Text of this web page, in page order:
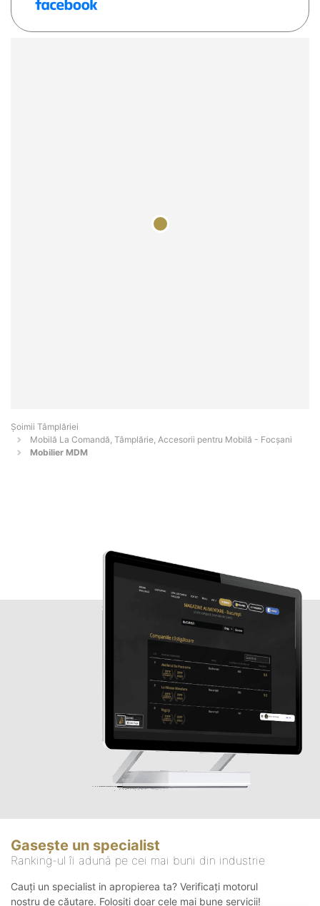
Șoimii Tâmplăriei
Mobilă La Comandă, Tâmplărie, Accesorii pentru Mobilă - Focşani
Mobilier MDM
Gasește un specialist
Ranking-ul îi adună pe cei mai buni din industrie
Cauți un specialist in apropierea ta? Verificați motorul
nostru de căutare. Folosiți doar cele mai bune servicii!